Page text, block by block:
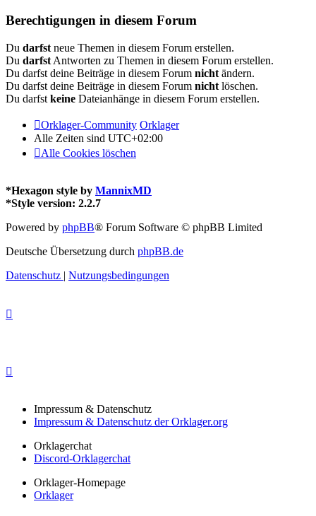
Berechtigungen in diesem Forum
Du darfst neue Themen in diesem Forum erstellen.
Du darfst Antworten zu Themen in diesem Forum erstellen.
Du darfst deine Beiträge in diesem Forum nicht ändern.
Du darfst deine Beiträge in diesem Forum nicht löschen.
Du darfst keine Dateianhänge in diesem Forum erstellen.
Orklager-Community Orklager
Alle Zeiten sind UTC+02:00
Alle Cookies löschen
*Hexagon style by MannixMD
*Style version: 2.2.7
Powered by phpBB® Forum Software © phpBB Limited
Deutsche Übersetzung durch phpBB.de
Datenschutz | Nutzungsbedingungen
Impressum & Datenschutz
Impressum & Datenschutz der Orklager.org
Orklagerchat
Discord-Orklagerchat
Orklager-Homepage
Orklager